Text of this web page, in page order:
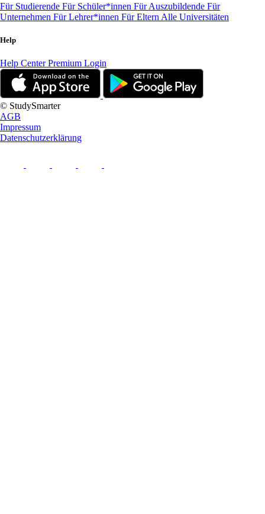
Für Studierende Für Schüler*innen Für Auszubildende Für
Unternehmen Für Lehrer*innen Für Eltern Alle Universitäten
Help
Help CenterPremium Login
© StudySmarter
AGB
Impressum
Datenschutzerklärung